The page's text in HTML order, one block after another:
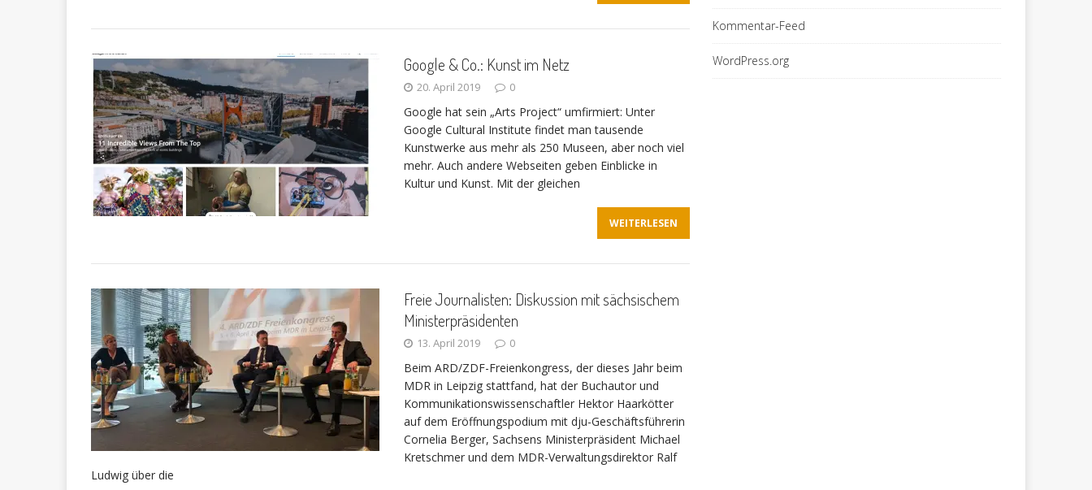
Google & Co.: Kunst im Netz
20. April 2019 0
Google hat sein „Arts Project“ umfirmiert: Unter
Google Cultural Institute findet man tausende
Kunstwerke aus mehr als 250 Museen, aber noch viel
mehr. Auch andere Webseiten geben Einblicke in
Kultur und Kunst. Mit der gleichen
WEITERLESEN
Freie Journalisten: Diskussion mit sächsischem
Ministerpräsidenten
13. April 2019 0
Beim ARD/ZDF-Freienkongress, der dieses Jahr beim
MDR in Leipzig stattfand, hat der Buchautor und
Kommunikationswissenschaftler Hektor Haarkötter
auf dem Eröffnungspodium mit dju-Geschäftsführerin
Cornelia Berger, Sachsens Ministerpräsident Michael
Kretschmer und dem MDR-Verwaltungsdirektor Ralf
Ludwig über die
Kommentar-Feed
WordPress.org